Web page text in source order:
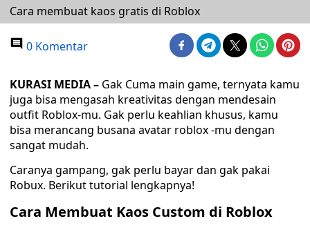
Cara membuat kaos gratis di Roblox
0 Komentar
KURASI MEDIA – Gak Cuma main game, ternyata kamu
juga bisa mengasah kreativitas dengan mendesain
outfit Roblox-mu. Gak perlu keahlian khusus, kamu
bisa merancang busana avatar roblox -mu dengan
sangat mudah.
Caranya gampang, gak perlu bayar dan gak pakai
Robux. Berikut tutorial lengkapnya!
Cara Membuat Kaos Custom di Roblox